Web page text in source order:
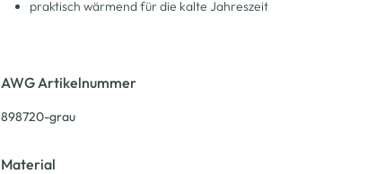
praktisch wärmend für die kalte Jahreszeit
AWG Artikelnummer
898720-grau
Material